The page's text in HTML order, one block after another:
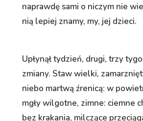
naprawdę sami o niczym nie
nią lepiej znamy, my, jej dzieci.
Upłynął tydzień, drugi, trzy
zmiany. Staw wielki,
niebo martwą źrenicą: w
mgły wilgotne, zimne: ciemne
bez krakania, milczące